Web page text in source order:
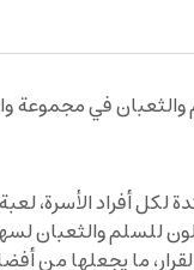
في مجموعة
للسلم والثعبان
ما يجعلها من